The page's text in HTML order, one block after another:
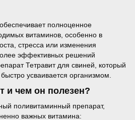
полноценное
витаминов, особенно в
стресса или изменения
эффективных решений
Тетравит для свиней, который
усваивается организмом.
и чем он полезен?
поливитаминный препарат,
важных витамина: